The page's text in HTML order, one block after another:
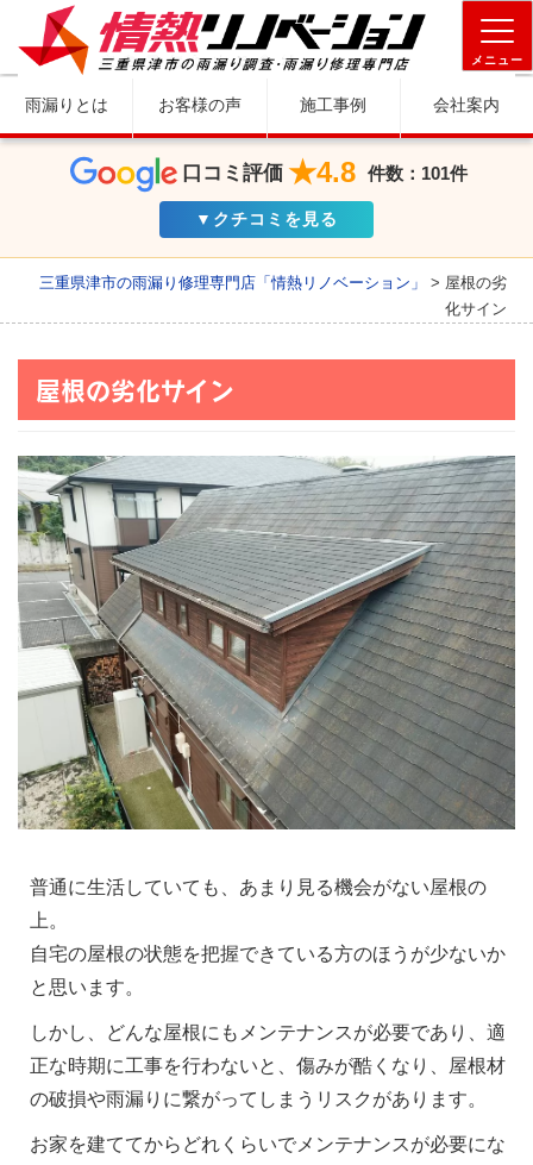
メニュー
雨漏りとは お客様の声 施工事例 会社案内
口コミ評価 ★4.8 件数：101件
▼クチコミを見る
三重県津市の雨漏り修理専門店「情熱リノベーション」 > 屋根の劣
化サイン
屋根の劣化サイン
普通に生活していても、あまり見る機会がない屋根の
上。
自宅の屋根の状態を把握できている方のほうが少ないか
と思います。
しかし、どんな屋根にもメンテナンスが必要であり、適
正な時期に工事を行わないと、傷みが酷くなり、屋根材
の破損や雨漏りに繋がってしまうリスクがあります。
お家を建ててからどれくらいでメンテナンスが必要にな